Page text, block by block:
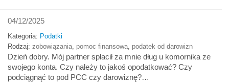
04/12/2025
Kategoria: Podatki
Rodzaj: zobowiązania pomoc finansowa podatek od darowizn
Dzień dobry. Mój partner spłacił za mnie dług u komornika ze
swojego konta. Czy należy to jakoś opodatkować? Czy
podciągnąć to pod PCC czy darowiznę?…